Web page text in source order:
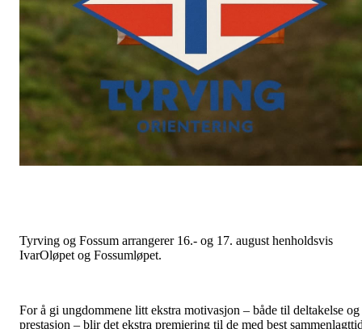
Tyrving og Fossum arrangerer 16.- og 17. august henholdsvis
IvarOløpet og Fossumløpet.
For å gi ungdommene litt ekstra motivasjon – både til deltakelse og
prestasjon – blir det ekstra premiering til de med best